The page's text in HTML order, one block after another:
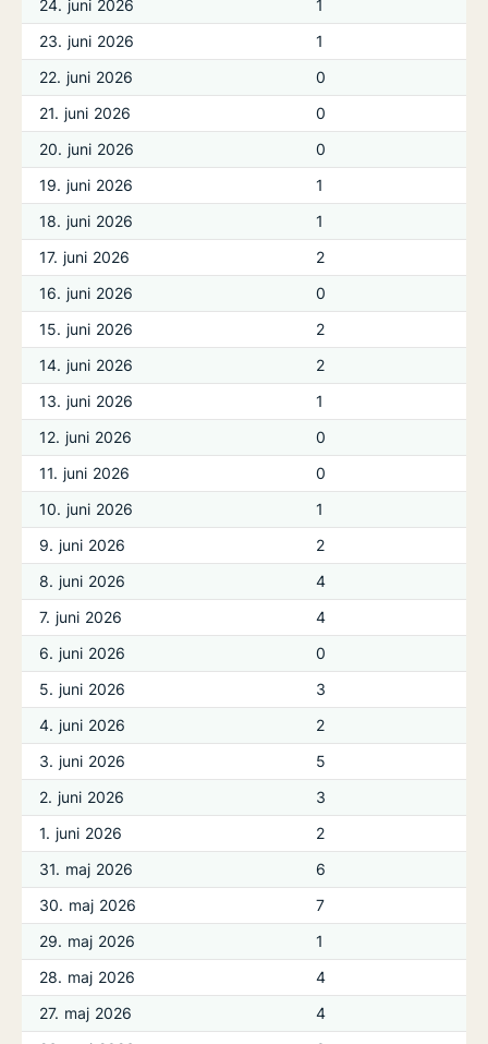
24. juni 2026
1
23. juni 2026
1
22. juni 2026
0
21. juni 2026
0
20. juni 2026
0
19. juni 2026
1
18. juni 2026
1
17. juni 2026
2
16. juni 2026
0
15. juni 2026
2
14. juni 2026
2
13. juni 2026
1
12. juni 2026
0
11. juni 2026
0
10. juni 2026
1
9. juni 2026
2
8. juni 2026
4
7. juni 2026
4
6. juni 2026
0
5. juni 2026
3
4. juni 2026
2
3. juni 2026
5
2. juni 2026
3
1. juni 2026
2
31. maj 2026
6
30. maj 2026
7
29. maj 2026
1
28. maj 2026
4
27. maj 2026
4